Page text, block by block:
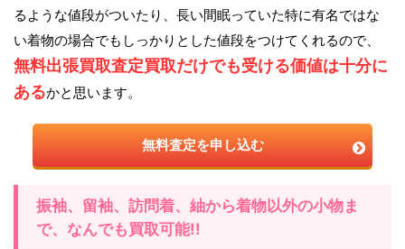
るような値段がついたり、長い間眠っていた特に有名ではな
い着物の場合でもしっかりとした値段をつけてくれるので、
無料出張買取査定買取だけでも受ける価値は十分に
あるかと思います。
無料査定を申し込む
振袖、留袖、訪問着、紬から着物以外の小物ま
で、なんでも買取可能!!